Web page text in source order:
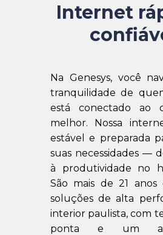
Internet
Na Genesys, você
tranquilidade de
está conectado ao
melhor. Nossa
estável e preparada
suas necessidades —
à produtividade no
São mais de 21 anos
soluções de alta
interior paulista, com
ponta e um